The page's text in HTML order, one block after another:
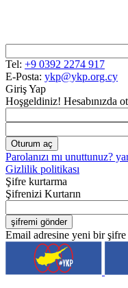
Tel: +9 0392 2274 917
E-Posta: ykp@ykp.org.cy
Giriş Yap
Hoşgeldiniz! Hesabınızda
Parolanızı mı unuttunuz?
Gizlilik politikası
Şifre kurtarma
Şifrenizi Kurtarın
Email adresine yeni bir